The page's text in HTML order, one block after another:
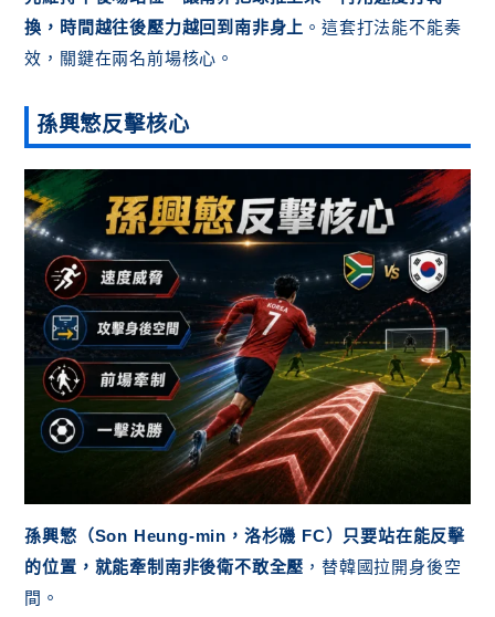
換，時間越往後壓力越回到南非身上 。這套打法能不能奏
效，關鍵在兩名前場核心。
孫興慜反擊核心
孫興慜（Son Heung-min，洛杉磯 FC）只要站在能反擊
的位置，就能牽制南非後衛不敢全壓 ，替韓國拉開身後空
間。